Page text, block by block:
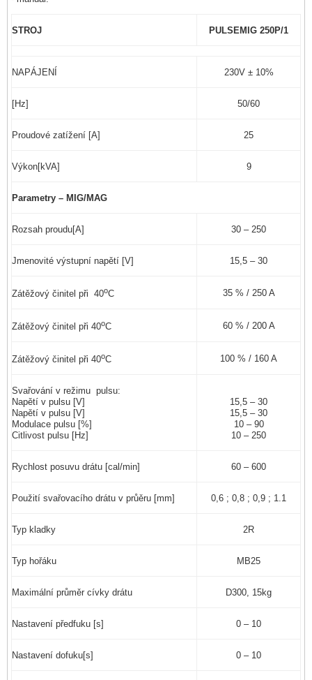
STROJ PULSEMIG 250P/1
NAPÁJENÍ 230V ± 10%
[Hz] 50/60
Proudové zatížení [A] 25
Výkon[kVA] 9
Parametry – MIG/MAG
Rozsah proudu[A] 30 – 250
Jmenovité výstupní napětí [V] 15,5 – 30
Zátěžový činitel při 40oC 35 % / 250 A
Zátěžový činitel při 40oC 60 % / 200 A
Zátěžový činitel při 40oC 100 % / 160 A
Svařování v režimu pulsu:
Napětí v pulsu [V]
Napětí v pulsu [V]
Modulace pulsu [%]
Citlivost pulsu [Hz]
15,5 – 30
15,5 – 30
10 – 90
10 – 250
Rychlost posuvu drátu [cal/min] 60 – 600
Použití svařovacího drátu v průěru [mm] 0,6 ; 0,8 ; 0,9 ; 1.1
Typ kladky 2R
Typ hořáku MB25
Maximální průměr cívky drátu D300, 15kg
Nastavení předfuku [s] 0 – 10
Nastavení dofuku[s] 0 – 10